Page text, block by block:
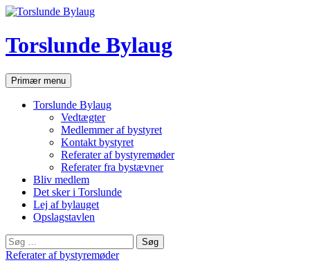
Hop
indhold
Torslunde Bylaug
SøgPrimær menu
Torslunde Bylaug
Vedtægter
Medlemmer af bystyret
Kontakt bystyret
Referater af bystyremøder
Referater fra bystævner
Bliv medlem
Det sker i Torslunde
Lej af bylauget
Opslagstavlen
Søg
efter:
Referater af bystyremøder